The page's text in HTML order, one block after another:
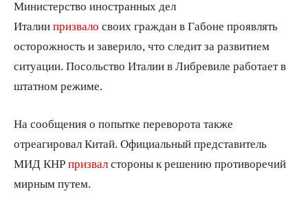
Министерство иностранных дел
Италии призвало своих граждан в Габоне проявлять
осторожность и заверило, что следит за развитием
ситуации. Посольство Италии в Либревиле работает в
штатном режиме.
На сообщения о попытке переворота также
отреагировал Китай. Официальный представитель
МИД КНР призвал стороны к решению противоречий
мирным путем.